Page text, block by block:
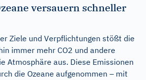
versauern schneller
Ziele und Verpflichtungen stößt die
immer mehr CO2 und andere
Atmosphäre aus. Diese Emissionen
die Ozeane aufgenommen – mit